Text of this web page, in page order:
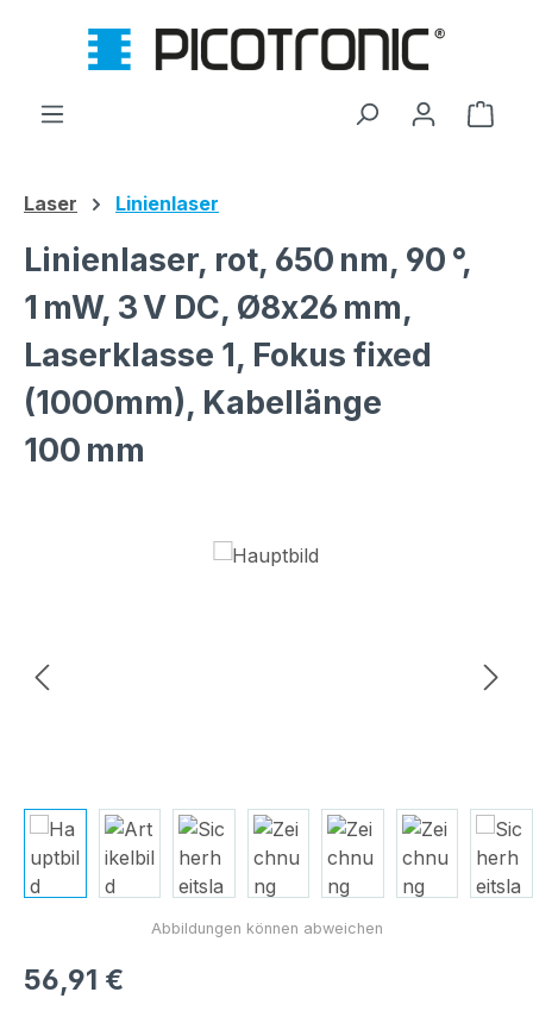
Zum Hauptinhalt springen
Laser Linienlaser
Linienlaser, rot, 650 nm, 90 °,
1 mW, 3 V DC, Ø8x26 mm,
Laserklasse 1, Fokus fixed
(1000mm), Kabellänge
100 mm
Bildergalerie überspringen
Regulärer Preis:
56,91 €